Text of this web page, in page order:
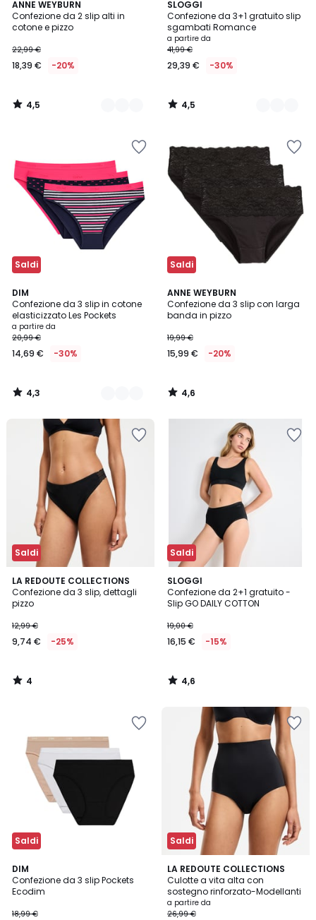
ANNE WEYBURN
Confezione da 2 slip alti in
cotone e pizzo
22,99 €
18,39 € -20%
4,5
/ 5
2
Colori
4,5
/
SLOGGI
Confezione da 3+1 gratuito slip
sgambati Romance
a partire da
41,99 €
29,39 € -30%
4,5
/ 5
2
Colori
4,5
/
Saldi
DIM
Confezione da 3 slip in cotone
elasticizzato Les Pockets
a partire da
20,99 €
14,69 € -30%
4,3
/ 5
4
Colori
4,3
/
Saldi
ANNE WEYBURN
Confezione da 3 slip con larga
banda in pizzo
19,99 €
15,99 € -20%
4,6
/ 5
4,6
/
Saldi
LA REDOUTE COLLECTIONS
Confezione da 3 slip, dettagli
pizzo
12,99 €
9,74 € -25%
4
/
5
4
/
Saldi
SLOGGI
Confezione da 2+1 gratuito -
Slip GO DAILY COTTON
19,00 €
16,15 € -15%
4,6
/ 5
4,6
/
Saldi
DIM
Confezione da 3 slip Pockets
Ecodim
18,99 €
4,3
/ 5
5
Colori
Saldi
LA REDOUTE COLLECTIONS
Culotte a vita alta con
sostegno rinforzato-Modellanti
a partire da
26,99 €
3,7
/ 5
2
Colori